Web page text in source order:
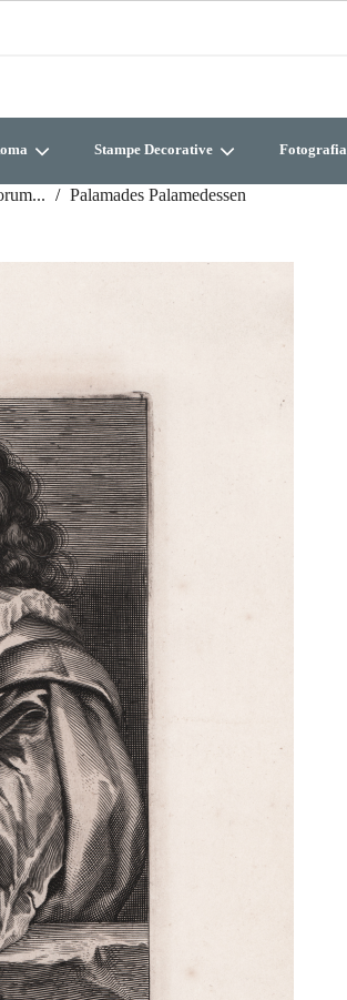
Stampe Decorative Fotografia
Palamades Palamedessen